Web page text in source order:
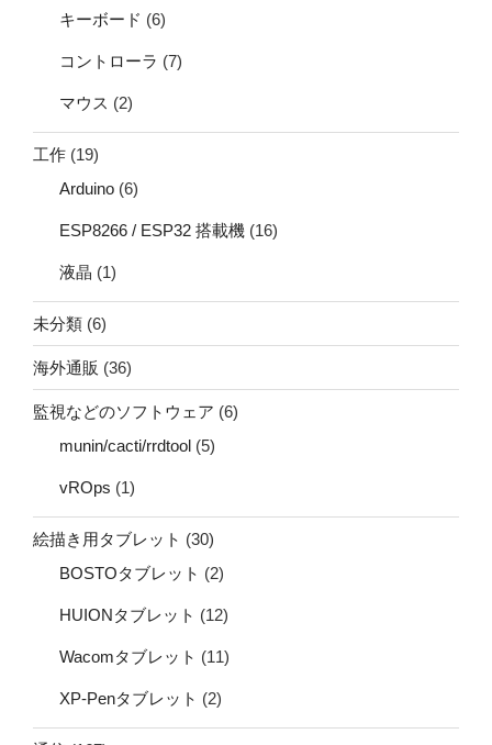
キーボード (6)
コントローラ (7)
マウス (2)
工作 (19)
Arduino (6)
ESP8266 / ESP32 搭載機 (16)
液晶 (1)
未分類 (6)
海外通販 (36)
監視などのソフトウェア (6)
munin/cacti/rrdtool (5)
vROps (1)
絵描き用タブレット (30)
BOSTOタブレット (2)
HUIONタブレット (12)
Wacomタブレット (11)
XP-Penタブレット (2)